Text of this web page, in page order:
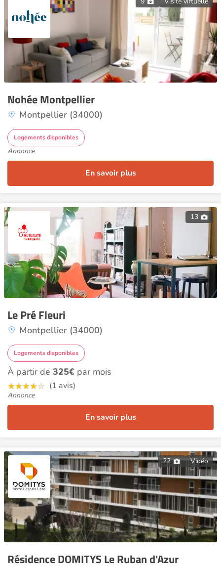
Nohée Montpellier
Montpellier (34000)
Logements disponibles
Annonce
En savoir plus
13
Le Pré Fleuri
Montpellier (34000)
Logements disponibles
À partir de 325€ par mois
(1 avis)
Annonce
En savoir plus
22 Vidéo
Résidence DOMITYS Le Ruban d'Azur